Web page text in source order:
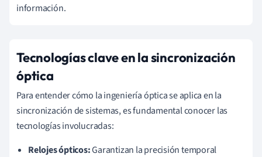
información.
Tecnologías clave en la sincronización
óptica
Para entender cómo la ingeniería óptica se aplica en la
sincronización de sistemas, es fundamental conocer las
tecnologías involucradas:
Relojes ópticos:Garantizan la precisión temporal